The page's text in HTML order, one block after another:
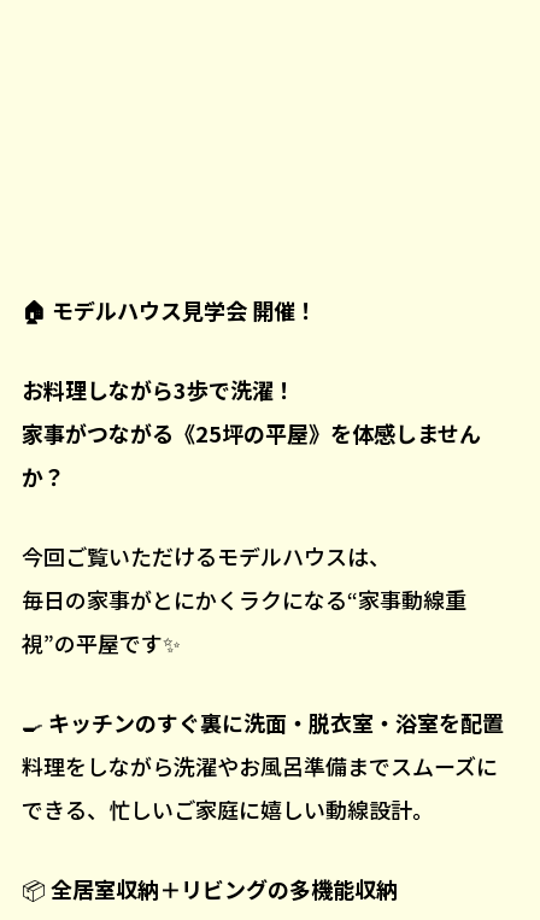
🏠 モデルハウス見学会 開催！
お料理しながら3歩で洗濯！
家事がつながる《25坪の平屋》を体感しません
か？
今回ご覧いただけるモデルハウスは、
毎日の家事がとにかくラクになる“家事動線重
視”の平屋です✨
🍳 キッチンのすぐ裏に洗面・脱衣室・浴室を配置
料理をしながら洗濯やお風呂準備までスムーズに
できる、忙しいご家庭に嬉しい動線設計。
📦全居室収納＋リビングの多機能収納